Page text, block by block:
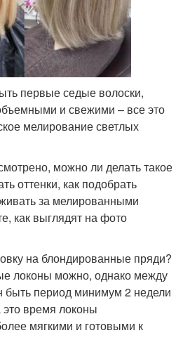
первые седые волоски,
и свежими – все это
мелирование светлых
можно ли делать такое
оттенки, как подобрать
за мелированными
как выглядят на фото
на блондированные пряди?
локоны можно, однако между
период минимум 2 недели
время локоны
мягкими и готовыми к